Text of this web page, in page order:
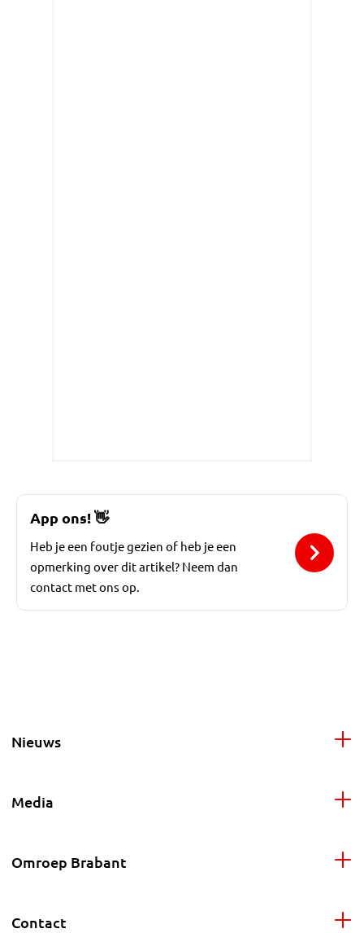
App ons!👋
Heb je een foutje gezien of heb je een
opmerking over dit artikel? Neem dan
contact met ons op.
Nieuws
Media
Omroep Brabant
Contact